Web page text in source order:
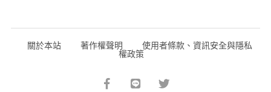
關於本站 著作權聲明 使用者條款、資訊安全與隱私
權政策